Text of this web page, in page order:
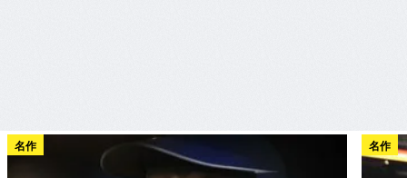
名作 名作